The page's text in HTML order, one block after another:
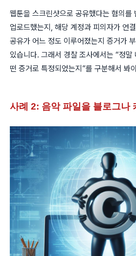
웹툰을 스크린샷으로 공유했다는 혐의를
업로드했는지, 해당 계정과 피의자가 연
공유가 어느 정도 이루어졌는지 증거가
있습니다. 그래서 경찰 조사에서는 “정말
떤 증거로 특정되었는지”를 구분해서 봐
사례 2: 음악 파일을 블로그나